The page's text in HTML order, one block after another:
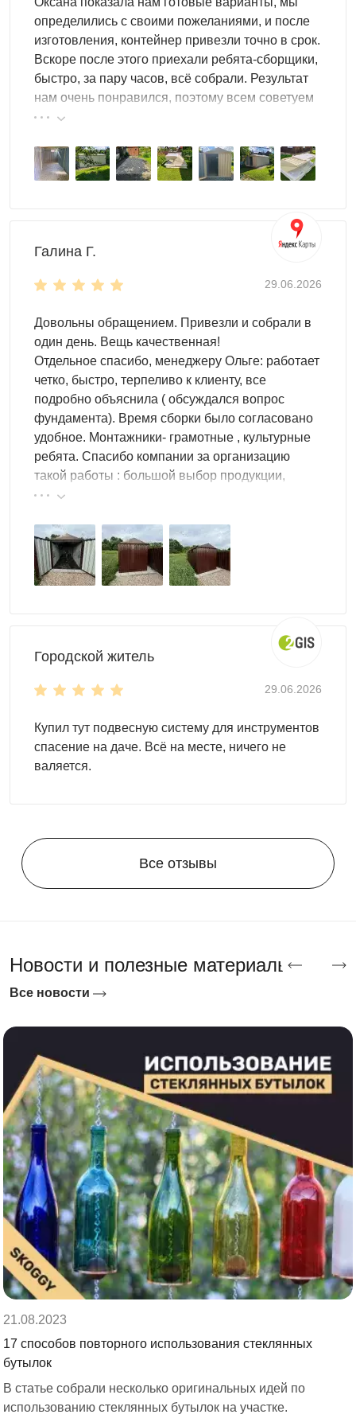
Сборно-разборная конструкция
Гараж с рольставнями – это сооружение, отличающееся
сборно-разборной конструкцией. Вы всегда сможете
оперативно собрать и разобрать постройку, не прилагая
Особенности мини-гаражей SKOGGY
благодаря специальным отверстиям контейнеру
обеспечивается отличное проветривание;
гаража;
повышенные нагрузки;
конструкция гаража – мобильная, сборно-
разборная;
рольставни – современное и надежное решение,
которое подойдет всем.
Доставкапо Липецку и Липецкой
области
области. Дополнительно вы можете заказать блоки под
фундамент, сборку и другие услуги. Оставьте заявку
онлайн удобным для вас доступом: форма обратного
звонка, сообщение в мессенджере или письмо на почту.
Компания Скогги предлагает большой выбор Гаража с
Липецка и Липецкой области
определились с своими пожеланиями, и после
изготовления, контейнер привезли точно в срок.
Вскоре после этого приехали ребята-сборщики,
быстро, за пару часов, всё собрали. Результат
нам очень понравился, поэтому всем советуем
эту фирму.
Галина Г.
29.06.2026
Довольны обращением. Привезли и собрали в
один день. Вещь качественная!
Отдельное спасибо, менеджеру Ольге: работает
четко, быстро, терпеливо к клиенту, все
подробно объяснила ( обсуждался вопрос
фундамента). Время сборки было согласовано
удобное. Монтажники- грамотные , культурные
ребята. Спасибо компании за организацию
такой работы : большой выбор продукции,
реальные цены.
Городской житель
29.06.2026
Купил тут подвесную систему для инструментов
спасение на даче. Всё на месте, ничего не
валяется.
Все отзывы
Новости и полезные материалы
Все новости
21.08.2023
17 способов повторного использования стеклянных
бутылок
В статье собрали несколько оригинальных идей по
использованию стеклянных бутылок на участке.